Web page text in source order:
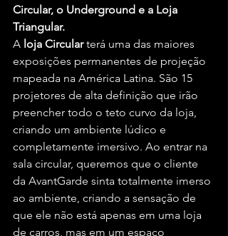
Circular, o Underground e a Loja
Triangular.
A loja Circular terá uma das maiores
exposições permanentes de projeção
mapeada na América Latina. São 15
projetores de alta definição que irão
preencher todo o teto curvo da loja,
criando um ambiente lúdico e
completamente imersivo. Ao entrar na
sala circular, queremos que o cliente
da AvantGarde sinta totalmente imerso
ao ambiente, criando a sensação de
que ele não está apenas em uma loja
de carros, mas em um espaço